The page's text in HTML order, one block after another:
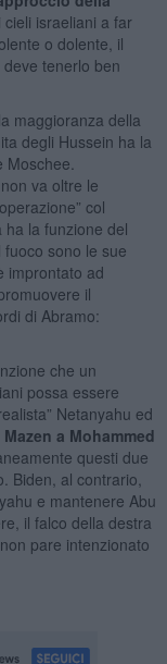
cieli israeliani a far
o dolente, il
tenerlo ben
maggioranza della
degli Hussein ha la
va oltre le
col
ha la funzione del
sono le sue
improntato ad
il
di Abramo:
che un
possa essere
Netanyahu ed
a Mohammed
questi due
Biden, al contrario,
e mantenere Abu
il falco della destra
pare intenzionato